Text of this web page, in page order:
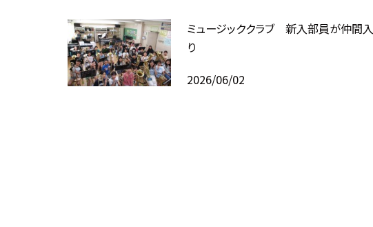
ミュージッククラブ 新入部員が仲間入
り
2026/06/02